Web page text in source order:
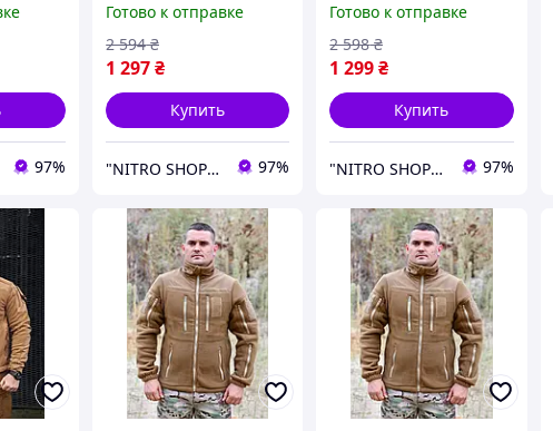
97%
флиска койот, военная
флиска койот зсу 46
Готово к отправке
1 297₴
2 594 ₴
Купить
"NITRO SHOP" Інтернет магазин 97%
армейская флиска
койот, мужская флиска
койот зсу 48
Готово к отправке
1 299₴
2 598 ₴
Купить
"NITRO SHOP" Інтернет магазин 97%